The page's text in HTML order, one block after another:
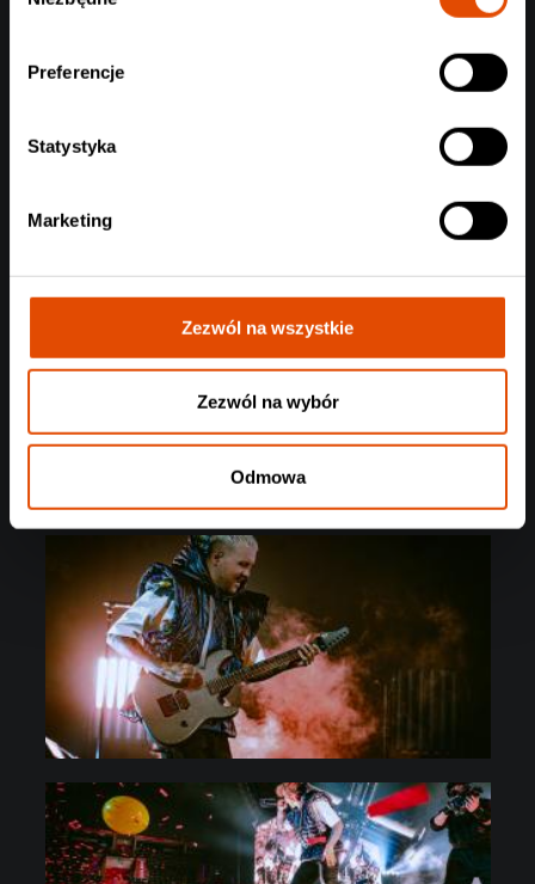
Preferencje
Statystyka
Marketing
Zezwól na wszystkie
Zezwól na wybór
Odmowa